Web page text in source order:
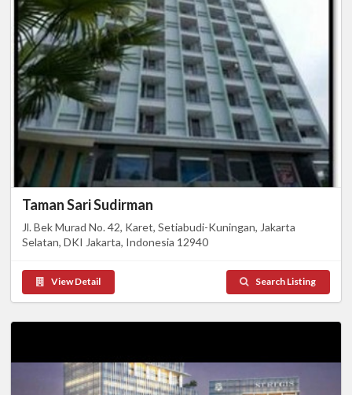
Taman Sari Sudirman
Jl. Bek Murad No. 42, Karet, Setiabudi-Kuningan, Jakarta
Selatan, DKI Jakarta, Indonesia 12940
View Detail Search Listing